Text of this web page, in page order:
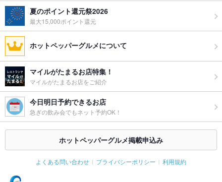
夏のポイント還元祭2026
最大15,000ポイント還元
ホットペッパーグルメについて
マイルがたまるお店特集！
マイルがたまるお店をご紹介
今日明日予約できるお店
急ぎの飲み会でもネット予約OK！
ホットペッパーグルメ掲載申込み
よくある問い合わせ プライバシーポリシー 利用規約